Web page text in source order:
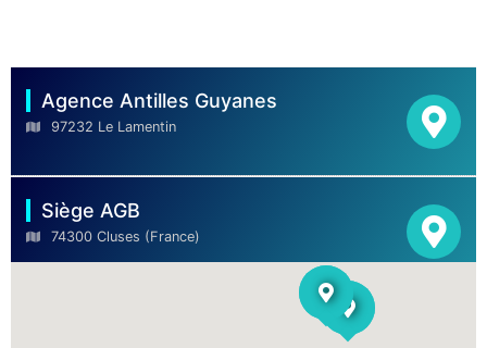
Agence Antilles Guyanes
97232 Le Lamentin
Siège AGB
74300 Cluses (France)